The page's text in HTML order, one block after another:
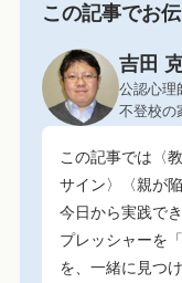
この記事でお
吉田
公認心理
不登校の
この記事では〈
サイン〉〈親が
今日から実践で
プレッシャーを
を、一緒に見つ